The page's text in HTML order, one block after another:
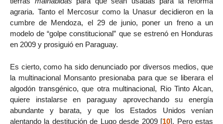
agraria. Tanto el Mercosur como la Unasur decidieron en la
cumbre de Mendoza, el 29 de junio, poner un freno a un
modelo de “golpe constitucional” que se estrenó en Honduras
en 2009 y prosiguió en Paraguay.
Es cierto, como ha sido denunciado por diversos medios, que
la multinacional Monsanto presionaba para que se liberara el
algodón transgénico, que otra multinacional, Rio Tinto Alcan,
quiere instalarse en paraguay aprovechando su energía
abundante y barata, y que los Estados Unidos venían
alentando la destitución de Lugo desde 2009[10]. Pero estas